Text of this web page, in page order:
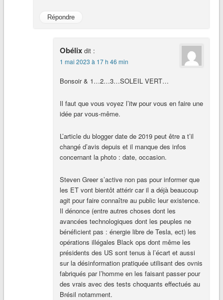
Répondre
Obélix dit :
1 mai 2023 à 17 h 46 min
Bonsoir & 1…2…3…SOLEIL VERT…
Il faut que vous voyez l’itw pour vous en faire une
idée par vous-même.
L’article du blogger date de 2019 peut être a t’il
changé d’avis depuis et il manque des infos
concernant la photo : date, occasion.
Steven Greer s’active non pas pour informer que
les ET vont bientôt attérir car il a déjà beaucoup
agit pour faire connaître au public leur existence.
Il dénonce (entre autres choses dont les
avancées technologiques dont les peuples ne
bénéficient pas : énergie libre de Tesla, ect) les
opérations illégales Black ops dont même les
présidents des US sont tenus à l’écart et aussi
sur la désinformation pratiquée utilisant des ovnis
fabriqués par l’homme en les faisant passer pour
des vrais avec des tests choquants effectués au
Brésil notamment.